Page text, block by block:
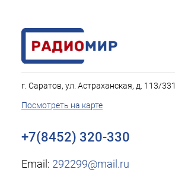
г. Саратов, ул. Астраханская, д. 113/331
Посмотреть на карте
+7(8452) 320-330
Email: 292299@mail.ru